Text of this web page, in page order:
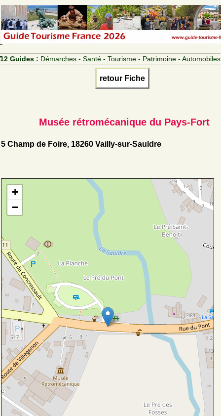
12 Guides : Démarches - Santé - Tourisme - Patrimoine - Automobiles
retour Fiche
Musée rétromécanique du Pays-Fort
5 Champ de Foire, 18260 Vailly-sur-Sauldre
+
−